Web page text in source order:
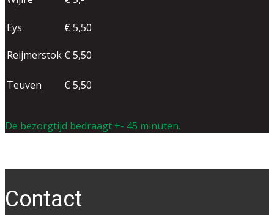
Eys € 5,50
Reijmerstok € 5,50
Teuven € 5,50
De ​bezorgtijd bedraagt +- 45 minuten.
Co​ntact